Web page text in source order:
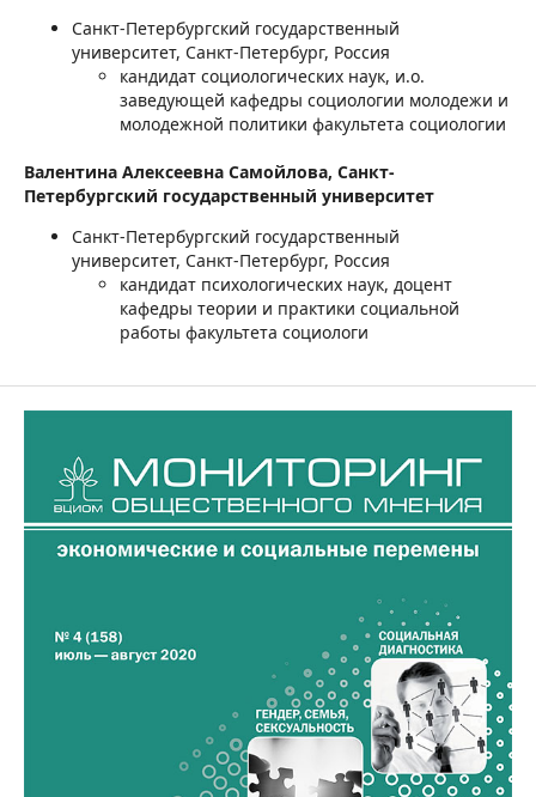
Санкт-Петербургский государственный
университет, Санкт-Петербург, Россия
кандидат социологических наук, и.о.
заведующей кафедры социологии молодежи и
молодежной политики факультета социологии
Валентина Алексеевна Самойлова, Санкт-
Петербургский государственный университет
Санкт-Петербургский государственный
университет, Санкт-Петербург, Россия
кандидат психологических наук, доцент
кафедры теории и практики социальной
работы факультета социологи